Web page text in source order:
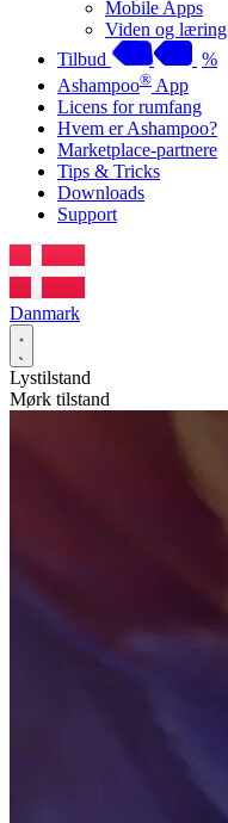
Mobile Apps
Viden og læring
Tilbud
%
Ashampoo® App
Licens for rumfang
Hvem er Ashampoo?
Marketplace-partnere
Tips & Tricks
Downloads
Support
Danmark
Lystilstand
Mørk tilstand